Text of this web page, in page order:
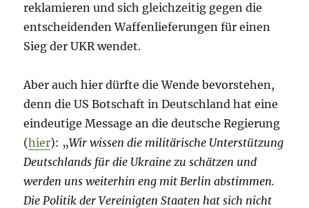
reklamieren und sich gleichzeitig gegen die
entscheidenden Waffenlieferungen für einen
Sieg der UKR wendet.
Aber auch hier dürfte die Wende bevorstehen,
denn die US Botschaft in Deutschland hat eine
eindeutige Message an die deutsche Regierung
(hier): „Wir wissen die militärische Unterstützung
Deutschlands für die Ukraine zu schätzen und
werden uns weiterhin eng mit Berlin abstimmen.
Die Politik der Vereinigten Staaten hat sich nicht